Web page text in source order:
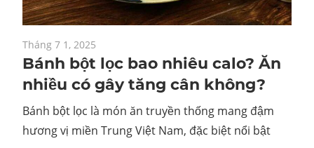
Tháng 7 1, 2025
Bánh bột lọc bao nhiêu calo? Ăn
nhiều có gây tăng cân không?
Bánh bột lọc là món ăn truyền thống mang đậm
hương vị miền Trung Việt Nam, đặc biệt nổi bật